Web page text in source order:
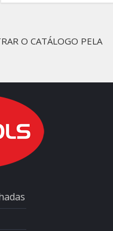
O CATÁLOGO PELA